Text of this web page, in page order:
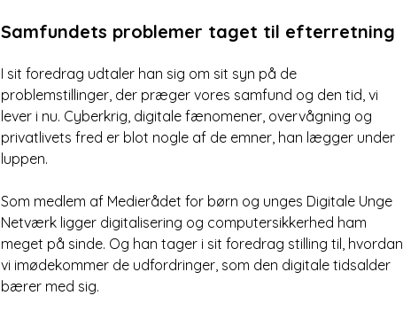
Samfundets problemer taget til efterretning
I sit foredrag udtaler han sig om sit syn på de
problemstillinger, der præger vores samfund og den tid, vi
lever i nu. Cyberkrig, digitale fænomener, overvågning og
privatlivets fred er blot nogle af de emner, han lægger under
luppen.
Som medlem af Medierådet for børn og unges Digitale Unge
Netværk ligger digitalisering og computersikkerhed ham
meget på sinde. Og han tager i sit foredrag stilling til, hvordan
vi imødekommer de udfordringer, som den digitale tidsalder
bærer med sig.